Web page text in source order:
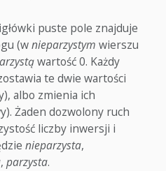
puste pole znajduje
(wnieparzystym wierszu
wartość 0. Każdy
te dwie wartości
albo zmienia ich
Żaden dozwolony ruch
liczby inwersji i
nieparzysta,
, parzysta.